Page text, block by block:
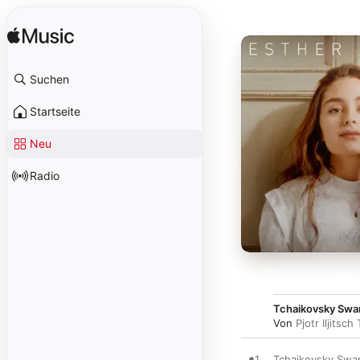
Suchen
Startseite
Neu
Radio
Tchaikovsky
Von Pjotr Iljitsch